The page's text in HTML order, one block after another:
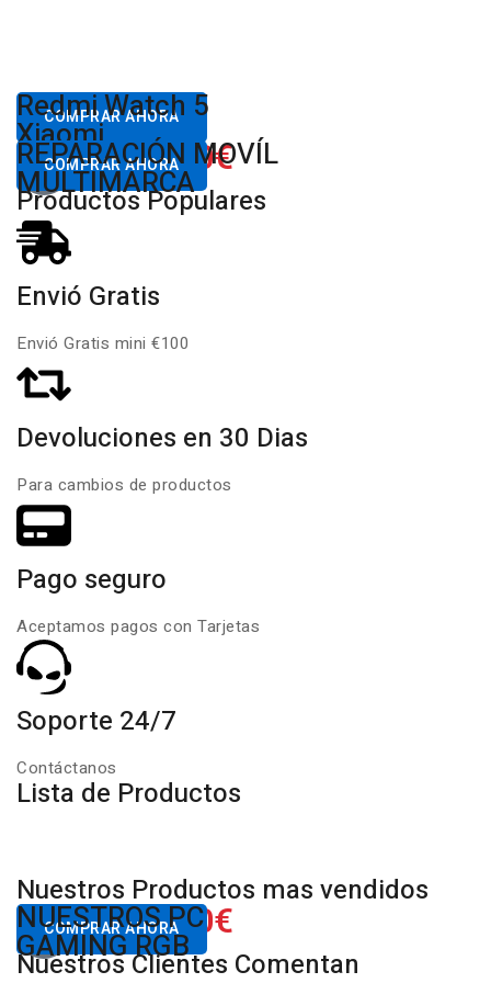
Desde80,00€
COMPRAR AHORA
Redmi Watch 5
Xiaomi
Desde650.00€
COMPRAR AHORA
REPARACIÓN MOVÍL
MULTIMARCA
Productos Populares
Envió Gratis
Envió Gratis mini €100
Devoluciones en 30 Dias
Para cambios de productos
Pago seguro
Aceptamos pagos con Tarjetas
Soporte 24/7
Contáctanos
Lista de Productos
Nuestros Productos mas vendidos
Desde650.00€
COMPRAR AHORA
NUESTROS PC
GAMING RGB
Nuestros Clientes Comentan